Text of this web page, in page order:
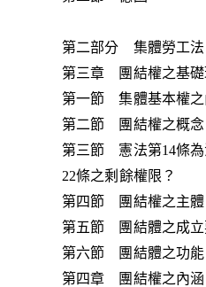
第二部分 集體勞工法
第三章 團結權之基礎
第一節 集體基本權之
第二節 團結權之概念
第三節 憲法第14條為
22條之剩餘權限？
第四節 團結權之主體
第五節 團結體之成立
第六節 團結體之功能
第四章 團結權之內涵